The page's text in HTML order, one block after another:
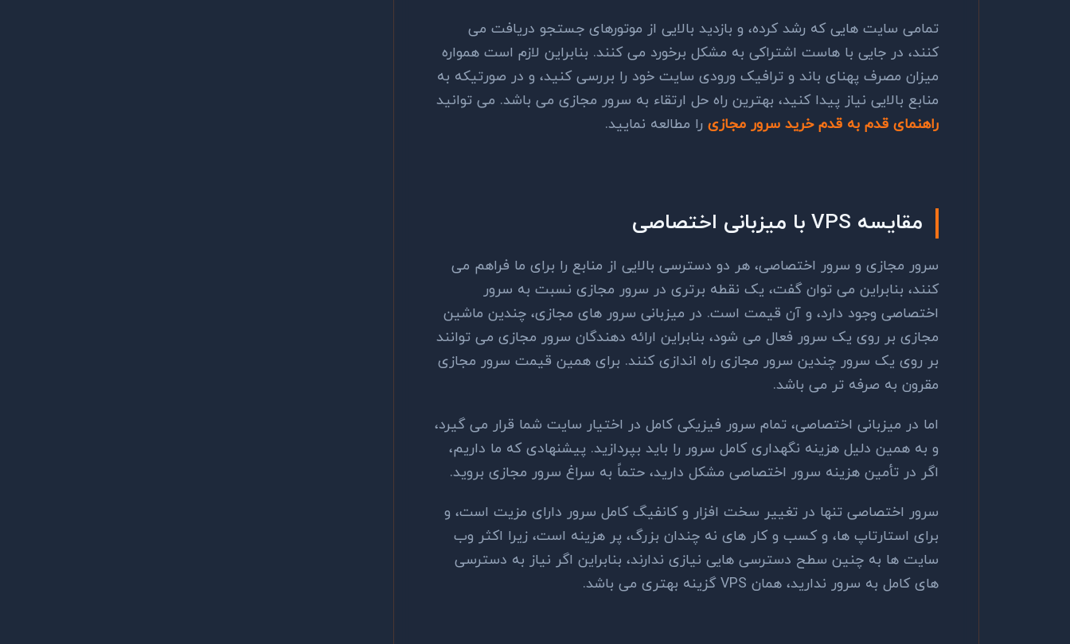
تمامی سایت هایی که رشد کرده، و بازدید بالایی از موتورهای جستجو دریافت می
کنند، در جایی با هاست اشتراکی به مشکل برخورد می کنند. بنابراین لازم است همواره
میزان مصرف پهنای باند و ترافیک ورودی سایت خود را بررسی کنید، و در صورتیکه به
منابع بالایی نیاز پیدا کنید، بهترین راه حل ارتقاء به سرور مجازی می باشد. می توانید
راهنمای قدم به قدم خرید سرور مجازی را مطالعه نمایید.
مقایسه VPS با میزبانی اختصاصی
سرور مجازی و سرور اختصاصی، هر دو دسترسی بالایی از منابع را برای ما فراهم می
کنند، بنابراین می توان گفت، یک نقطه برتری در سرور مجازی نسبت به سرور
اختصاصی وجود دارد، و آن قیمت است. در میزبانی سرور های مجازی، چندین ماشین
مجازی بر روی یک سرور فعال می شود، بنابراین ارائه دهندگان سرور مجازی می توانند
بر روی یک سرور چندین سرور مجازی راه اندازی کنند. برای همین قیمت سرور مجازی
مقرون به صرفه تر می باشد.
اما در میزبانی اختصاصی، تمام سرور فیزیکی کامل در اختیار سایت شما قرار می گیرد،
و به همین دلیل هزینه نگهداری کامل سرور را باید بپردازید. پیشنهادی که ما داریم،
اگر در تأمین هزینه سرور اختصاصی مشکل دارید، حتماً به سراغ سرور مجازی بروید.
سرور اختصاصی تنها در تغییر سخت افزار و کانفیگ کامل سرور دارای مزیت است، و
برای استارتاپ ها، و کسب و کار های نه چندان بزرگ، پر هزینه است، زیرا اکثر وب
سایت ها به چنین سطح دسترسی هایی نیازی ندارند، بنابراین اگر نیاز به دسترسی
های کامل به سرور ندارید، همان VPS گزینه بهتری می باشد.